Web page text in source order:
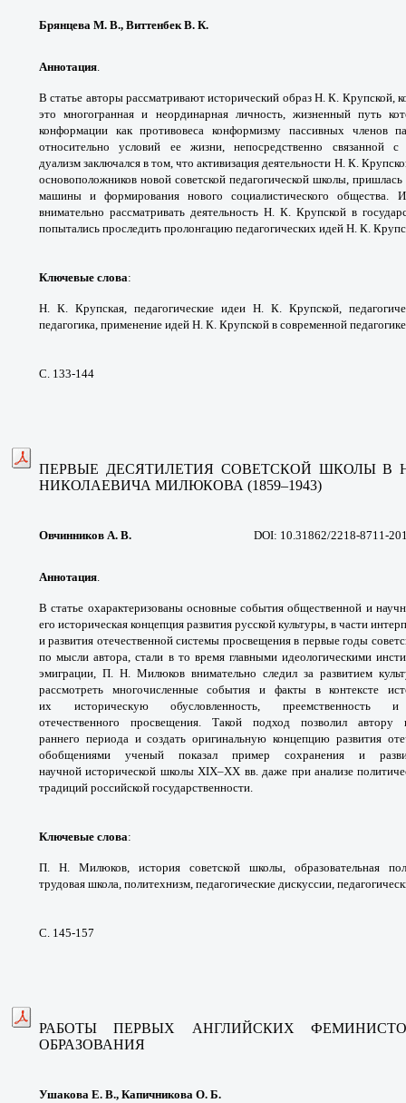
Брянцева М. В., Виттенбек В. К.
Аннотация.
В статье авторы рассматриваютисторический образ Н. К. Крупской,
этомногогранная и неординарная личность, жизненный путь
конформации как противовесаконформизму пассивных членов
относительноусловий ее жизни, непосредственно связаннойс
дуализмзаключался в том, что активизация деятельности Н. К.
основоположников новой советской педагогической школы,
машины иформирования нового социалистическогообщества.
внимательно рассматривать деятельность Н. К. Крупской в
попытались проследить пролонгацию педагогических идей Н. К.
Ключевые слова:
Н. К. Крупская, педагогические идеи Н. К. Крупской,
педагогика, применение идей Н. К. Крупской в современной
С. 133-144
ПЕРВЫЕ ДЕСЯТИЛЕТИЯ СОВЕТСКОЙ ШКОЛЫВ
НИКОЛАЕВИЧА МИЛЮКОВА (1859–1943)
Овчинников А. В. DOI: 10.31862/2218-8711-
Аннотация.
В статье охарактеризованы основные события общественной и
его историческая концепция развития русской культуры, в части
и развития отечественнойсистемы просвещения в первые годы
помысли автора, стали в то время главнымиидеологическими
эмиграции, П. Н. Милюков внимательно следил за развитием
рассмотреть многочисленные события и факты в контексте
их историческую обусловленность, преемственностьи
отечественного просвещения. Такой подход позволил автору
раннего периода и создать оригинальную концепцию развития
обобщениями ученый показал пример сохранения и
научнойисторической школы XIX–XX вв. даже при анализе
традиций российской государственности.
Ключевые слова:
П. Н. Милюков, история советской школы, образовательная
трудовая школа, политехнизм, педагогические дискуссии,
С. 145-157
РАБОТЫ ПЕРВЫХ АНГЛИЙСКИХ
ОБРАЗОВАНИЯ
Ушакова Е. В., Капичникова О. Б.